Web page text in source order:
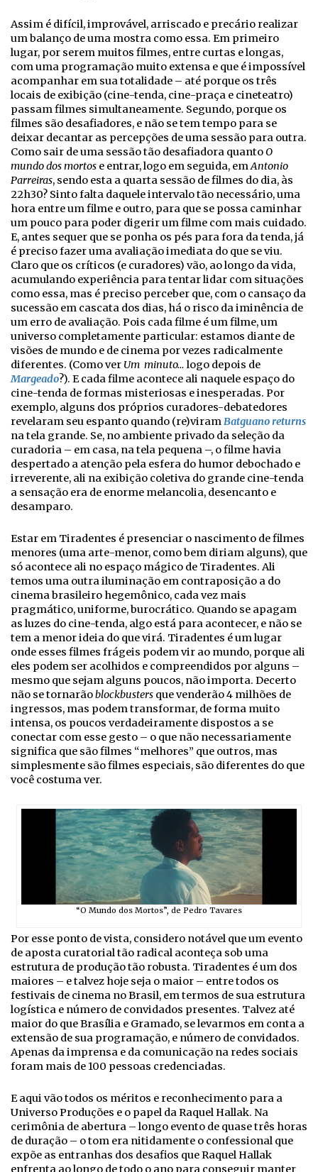
Assim é difícil, improvável, arriscado e precário realizar
um balanço de uma mostra como essa. Em primeiro
lugar, por serem muitos filmes, entre curtas e longas,
com uma programação muito extensa e que é impossível
acompanhar em sua totalidade – até porque os três
locais de exibição (cine-tenda, cine-praça e cineteatro)
passam filmes simultaneamente. Segundo, porque os
filmes são desafiadores, e não se tem tempo para se
deixar decantar as percepções de uma sessão para outra.
Como sair de uma sessão tão desafiadora quantoO
mundo dos mortos e entrar, logo em seguida, emAntonio
Parreiras, sendo esta a quarta sessão de filmes do dia, às
22h30? Sinto falta daquele intervalo tão necessário, uma
hora entre um filme e outro, para que se possa caminhar
um pouco para poder digerir um filme com mais cuidado.
E, antes sequer que se ponha os pés para fora da tenda, já
é preciso fazer uma avaliação imediata do que se viu.
Claro que os críticos (e curadores) vão, ao longo da vida,
acumulando experiência para tentar lidar com situações
como essa, mas é preciso perceber que, com o cansaço da
sucessão em cascata dos dias, há o risco da iminência de
um erro de avaliação. Pois cada filme é um filme, um
universo completamente particular: estamos diante de
visões de mundo e de cinema por vezes radicalmente
diferentes. (Como ver Um minuto…logo depois de
Margeado?). E cada filme acontece ali naquele espaço do
cine-tenda de formas misteriosas e inesperadas. Por
exemplo, alguns dos próprios curadores-debatedores
revelaram seu espanto quando (re)viramBatguano returns
na tela grande. Se, no ambiente privado da seleção da
curadoria – em casa, na tela pequena –, o filme havia
despertado a atenção pela esfera do humor debochado e
irreverente, ali na exibição coletiva do grande cine-tenda
a sensação era de enorme melancolia, desencanto e
desamparo.
Estar em Tiradentes é presenciar o nascimento de filmes
menores (uma arte-menor, como bem diriam alguns), que
só acontece ali no espaço mágico de Tiradentes. Ali
temos uma outra iluminação em contraposição a do
cinema brasileiro hegemônico, cada vez mais
pragmático, uniforme, burocrático. Quando se apagam
as luzes do cine-tenda, algo está para acontecer, e não se
tem a menor ideia do que virá. Tiradentes é um lugar
onde esses filmes frágeis podem vir ao mundo, porque ali
eles podem ser acolhidos e compreendidos por alguns –
mesmo que sejam alguns poucos, não importa. Decerto
não se tornarãoblockbusters que venderão 4 milhões de
ingressos, mas podem transformar, de forma muito
intensa, os poucos verdadeiramente dispostos a se
conectar com esse gesto – o que não necessariamente
significa que são filmes “melhores” que outros, mas
simplesmente são filmes especiais, são diferentes do que
você costuma ver.
“O Mundo dos Mortos”, de Pedro Tavares
Por esse ponto de vista, considero notável que um evento
de aposta curatorial tão radical aconteça sob uma
estrutura de produção tão robusta. Tiradentes é um dos
maiores – e talvez hoje seja o maior – entre todos os
festivais de cinema no Brasil, em termos de sua estrutura
logística e número de convidados presentes. Talvez até
maior do que Brasília e Gramado, se levarmos em conta a
extensão de sua programação, e número de convidados.
Apenas da imprensa e da comunicação na redes sociais
foram mais de 100 pessoas credenciadas.
E aqui vão todos os méritos e reconhecimento para a
Universo Produções e o papel da Raquel Hallak. Na
cerimônia de abertura – longo evento de quase três horas
de duração – o tom era nitidamente o confessional que
expõe as entranhas dos desafios que Raquel Hallak
enfrenta ao longo de todo o ano para conseguir manter